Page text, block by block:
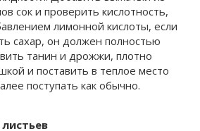
сок и проверить кислотность,
лимонной кислоты, если
сахар, он должен полностью
танин и дрожжи, плотно
и поставить в теплое место
поступать как обычно.